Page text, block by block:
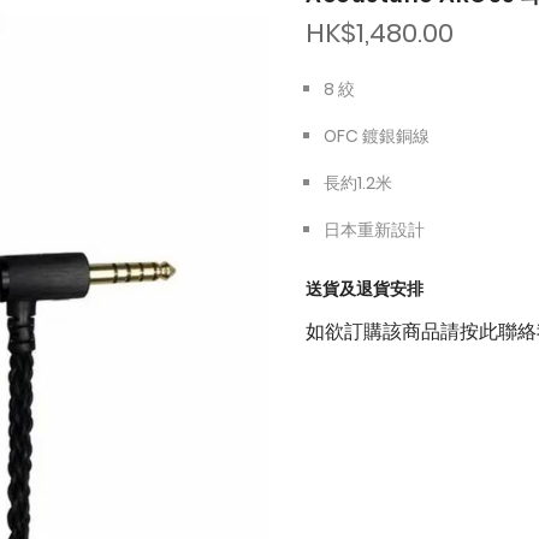
HK$1,480.00
8 絞
OFC 鍍銀銅線
長約1.2米
日本重新設計
送貨及退貨安排
如欲訂購該商品請按此聯